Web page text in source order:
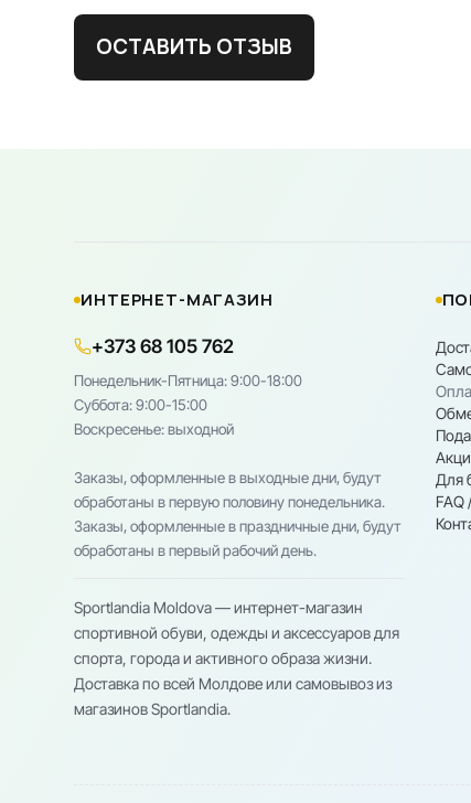
ОСТАВИТЬ ОТЗЫВ
ИНТЕРНЕТ-МАГАЗИН
+373 68 105 762
Понедельник-Пятница: 9:00-18:00
Cуббота: 9:00-15:00
Воскресенье: выходной
Заказы, оформленные в выходные дни, будут
обработаны в первую половину понедельника.
Заказы, оформленные в праздничные дни, будут
обработаны в первый рабочий день.
Sportlandia Moldova — интернет-магазин
спортивной обуви, одежды и аксессуаров для
спорта, города и активного образа жизни.
Доставка по всей Молдове или самовывоз из
магазинов Sportlandia.
Для
FAQ